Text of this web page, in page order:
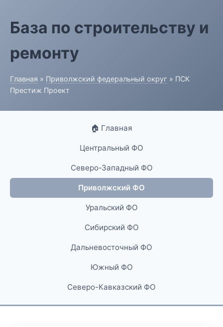
База по строительству и
ремонту
Главная » Приволжский федеральный округ » ПСК
Престиж Проект
🏠 Главная
Центральный ФО
Северо-Западный ФО
Приволжский ФО
Уральский ФО
Сибирский ФО
Дальневосточный ФО
Южный ФО
Северо-Кавказский ФО